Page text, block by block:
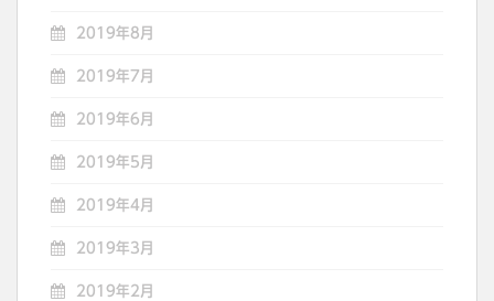
2019年8月
2019年7月
2019年6月
2019年5月
2019年4月
2019年3月
2019年2月